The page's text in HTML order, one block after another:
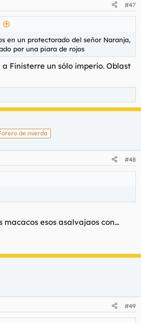
#47
en un protectorado del señor Naranja,
por una piara de rojos
a Finisterre un sólo imperio. Oblast
de mierda
#48
macacos esos asalvajaos con...
#49